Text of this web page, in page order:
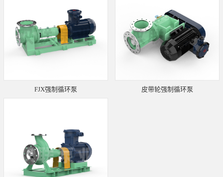
FJX强制循环泵 皮带轮强制循环泵